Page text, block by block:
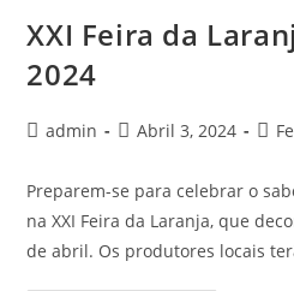
XXI Feira da
2024
admin Abril 3, 2024
Preparem-se para celebrar o
na XXI Feira da Laranja, que
de abril. Os produtores locais